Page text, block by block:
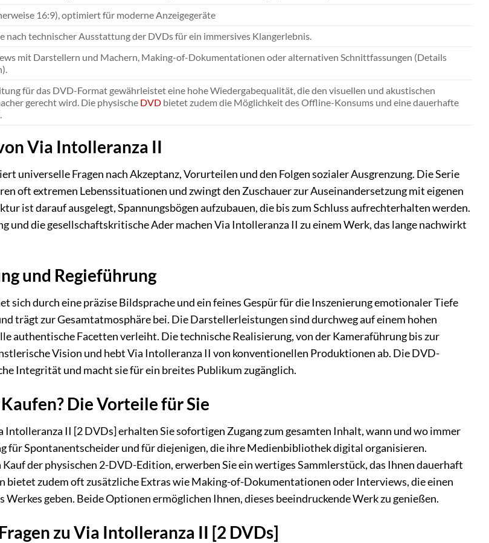
16:9), optimiert für moderne Anzeigegeräte
nach technischer Ausstattung der DVDs für ein immersives Klangerlebnis.
mit Darstellern und Machern, Making-of-Dokumentationen oder alternativen Schnittfassungen (Details
für das DVD-Format gewährleistet eine hohe Wiedergabequalität, die den visuellen und akustischen
gerecht wird. Die physische DVDbietet zudem die Möglichkeit des Offline-Konsums und eine dauerhafte
Via Intolleranza II
universelle Fragen nach Akzeptanz, Vorurteilen und den Folgen sozialer Ausgrenzung. Die Serie
oft extremen Lebenssituationen und zwingt den Zuschauer zur Auseinandersetzung mit eigenen
ist darauf ausgelegt, Spannungsbögen aufzubauen, die bis zum Schluss aufrechterhalten werden.
und die gesellschaftskritische Ader machen Via Intolleranza II zu einem Werk, das lange nachwirkt
und Regieführung
sich durch eine präzise Bildsprache und ein feines Gespür für die Inszenierung emotionaler Tiefe
trägt zur Gesamtatmosphäre bei. Die Darstellerleistungen sind durchweg auf einem hohen
authentische Facetten verleiht. Die technische Realisierung, von der Kameraführung bis zur
Vision und hebt Via Intolleranza II von konventionellen Produktionen ab. Die DVD-
Integrität und macht sie für ein breites Publikum zugänglich.
Die Vorteile für Sie
II [2 DVDs] erhalten Sie sofortigen Zugang zum gesamten Inhalt, wann und wo immer
für Spontanentscheider und für diejenigen, die ihre Medienbibliothek digital organisieren.
Kauf der physischen 2-DVD-Edition, erwerben Sie ein wertiges Sammlerstück, das Ihnen dauerhaft
bietet zudem oft zusätzliche Extras wie Making-of-Dokumentationen oder Interviews, die einen
geben. Beide Optionen ermöglichen Ihnen, dieses beeindruckende Werk zu genießen.
zu Via Intolleranza II [2 DVDs]